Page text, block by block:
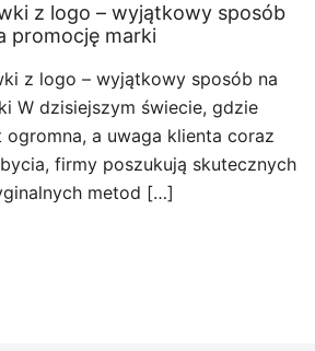
z logo – wyjątkowy sposób
promocję marki
z logo – wyjątkowy sposób na
W dzisiejszym świecie, gdzie
ogromna, a uwaga klienta coraz
firmy poszukują skutecznych
metod […]